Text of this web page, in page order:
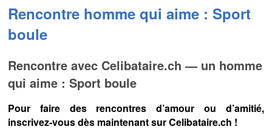
Rencontre homme qui aime : Sport
boule
Rencontre avec Celibataire.ch — un homme
qui aime : Sport boule
Pour faire des rencontres d’amour ou d’amitié,
inscrivez-vous dès maintenant sur Celibataire.ch !